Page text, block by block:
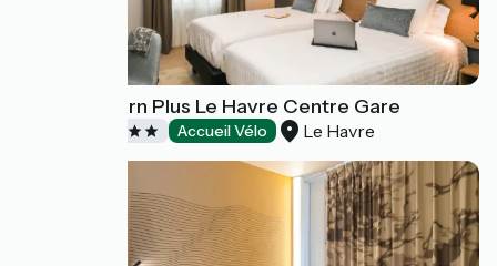
Best Western Plus Le Havre Centre Gare
Accueil Vélo Le Havre